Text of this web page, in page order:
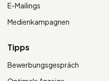
E-Mailings
Medienkampagnen
Tipps
Bewerbungsgespräch